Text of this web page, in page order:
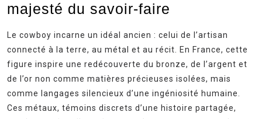
majesté du savoir-faire
Le cowboy incarne un idéal ancien : celui de l’artisan
connecté à la terre, au métal et au récit. En France, cette
figure inspire une redécouverte du bronze, de l’argent et
de l’or non comme matières précieuses isolées, mais
comme langages silencieux d’une ingéniosité humaine.
Ces métaux, témoins discrets d’une histoire partagée,